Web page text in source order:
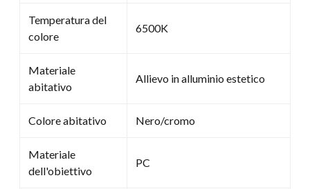
Temperatura del
colore
6500K
Materiale
abitativo
Allievo in alluminio estetico
Colore abitativo Nero/cromo
Materiale
dell'obiettivo
PC